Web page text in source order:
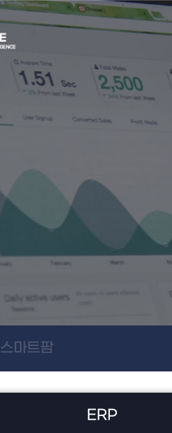
스마트팜
ERP